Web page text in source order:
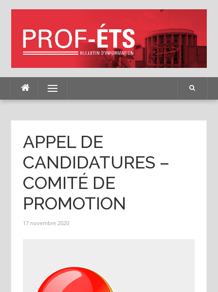
Menu
APPEL DE
CANDIDATURES –
COMITÉ DE
PROMOTION
17 novembre 2020